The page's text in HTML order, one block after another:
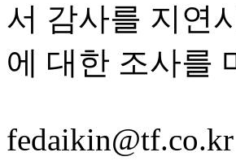
서 감사를 지연
에 대한 조사를
fedaikin@tf.co.kr